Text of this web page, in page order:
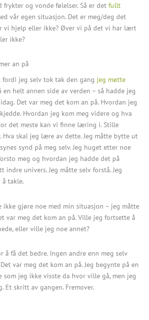
frykter og vonde følelser. Så er det fullt
vår egen situasjon. Det er meg/deg det
vi hjelp eller ikke? Øver vi på det vi har lært
ikke?
an på
jeg selv tok tak den gang jeg møtte
en helt annen side av verden – så hadde jeg
Det var meg det kom an på. Hvordan jeg
Hvordan jeg kom meg videre og hva
det meste kan vi finne læring i. Stille
Hva skal jeg lære av dette. Jeg måtte bytte ut
synd på meg selv. Jeg huget etter noe
meg og hvordan jeg hadde det på
indre univers. Jeg måtte selv forstå. Jeg
takle.
ikke gjøre noe med min situasjon – jeg måtte
var meg det kom an på. Ville jeg fortsette å
eller ville jeg noe annet?
å få det bedre. Ingen andre enn meg selv
var meg det kom an på. Jeg begynte på en
som jeg ikke visste da hvor ville gå, men jeg
Et skritt av gangen. Fremover.